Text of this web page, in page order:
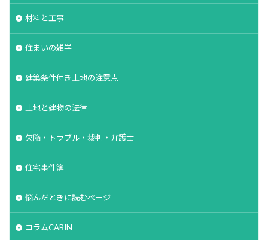
材料と工事
住まいの雑学
建築条件付き土地の注意点
土地と建物の法律
欠陥・トラブル・裁判・弁護士
住宅事件簿
悩んだときに読むページ
コラムCABIN